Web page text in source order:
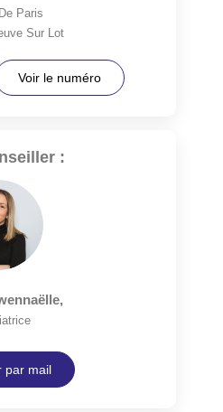
Paris
Sur Lot
Voir le numéro
:
,
par mail